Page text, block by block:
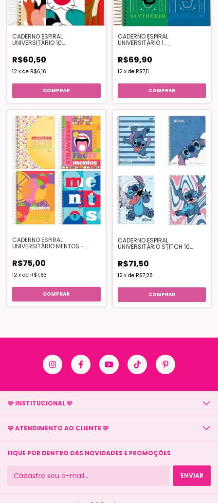
CADERNO ESPIRAL
UNIVERSITÁRIO 10
TUNES - (cópia)
R$60,50
12 x de R$6,16
COMPRAR
CADERNO ESPIRAL
UNIVERSITÁRIO 1
POTTER
R$69,90
12 x de R$7,11
COMPRAR
CADERNO ESPIRAL
UNIVERSITÁRIO MENTOS -
R$75,00
12 x de R$7,63
COMPRAR
CADERNO ESPIRAL
UNIVERSITÁRIO STITCH 10
R$71,50
12 x de R$7,28
COMPRAR
🩷 INSTITUCIONAL 🩷
🩷 ATENDIMENTO AO CLIENTE 🩷
FIQUE POR DENTRO DAS NOVIDADES E PROMOÇÕES